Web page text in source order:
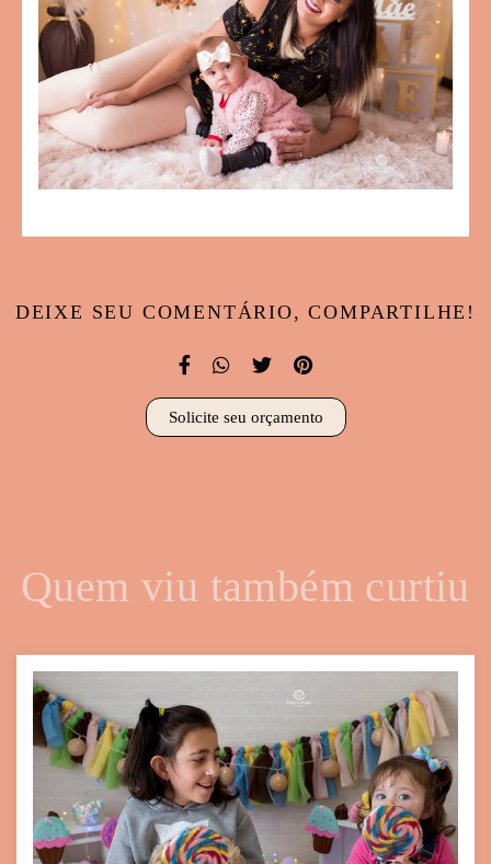
DEIXE SEU COMENTÁRIO, COMPARTILHE!
Solicite seu orçamento
Quem viu também curtiu